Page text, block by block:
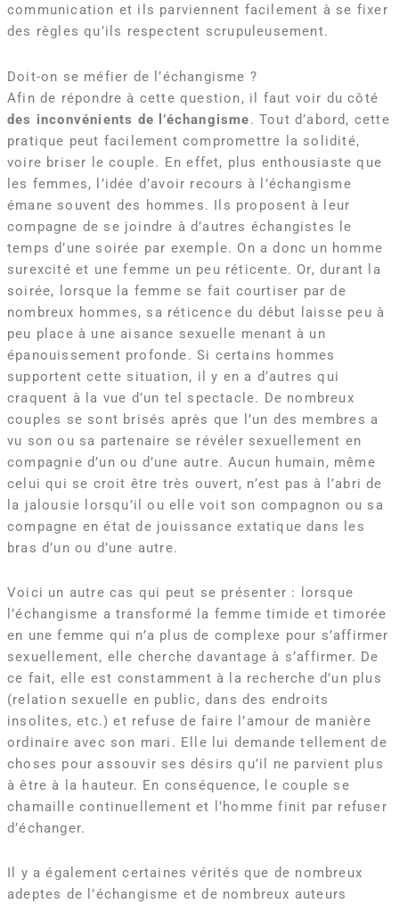
communication et ils parviennent facilement à se fixer
des règles qu’ils respectent scrupuleusement.
Doit-on se méfier de l’échangisme ?
Afin de répondre à cette question, il faut voir du côté
des inconvénients de l’échangisme. Tout d’abord, cette
pratique peut facilement compromettre la solidité,
voire briser le couple. En effet, plus enthousiaste que
les femmes, l’idée d’avoir recours à l’échangisme
émane souvent des hommes. Ils proposent à leur
compagne de se joindre à d’autres échangistes le
temps d’une soirée par exemple. On a donc un homme
surexcité et une femme un peu réticente. Or, durant la
soirée, lorsque la femme se fait courtiser par de
nombreux hommes, sa réticence du début laisse peu à
peu place à une aisance sexuelle menant à un
épanouissement profonde. Si certains hommes
supportent cette situation, il y en a d’autres qui
craquent à la vue d’un tel spectacle. De nombreux
couples se sont brisés après que l’un des membres a
vu son ou sa partenaire se révéler sexuellement en
compagnie d’un ou d’une autre. Aucun humain, même
celui qui se croit être très ouvert, n’est pas à l’abri de
la jalousie lorsqu’il ou elle voit son compagnon ou sa
compagne en état de jouissance extatique dans les
bras d’un ou d’une autre.
Voici un autre cas qui peut se présenter : lorsque
l’échangisme a transformé la femme timide et timorée
en une femme qui n’a plus de complexe pour s’affirmer
sexuellement, elle cherche davantage à s’affirmer. De
ce fait, elle est constamment à la recherche d’un plus
(relation sexuelle en public, dans des endroits
insolites, etc.) et refuse de faire l’amour de manière
ordinaire avec son mari. Elle lui demande tellement de
choses pour assouvir ses désirs qu’il ne parvient plus
à être à la hauteur. En conséquence, le couple se
chamaille continuellement et l’homme finit par refuser
d’échanger.
Il y a également certaines vérités que de nombreux
adeptes de l’échangisme et de nombreux auteurs